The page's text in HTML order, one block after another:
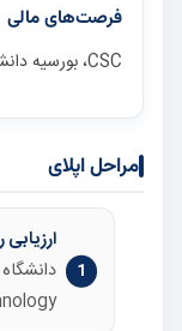
فرصت‌های مالی
CSC، بورسیه دانشگاهی و Provincial scholarships.
مراحل اپلای
ارزیابی